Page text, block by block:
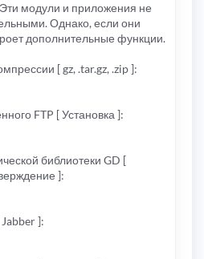
модули и приложения не
Однако, если они
дополнительные функции.
[ gz, .tar.gz, .zip ]:
FTP [ Установка ]:
библиотеки GD [
]:
]: